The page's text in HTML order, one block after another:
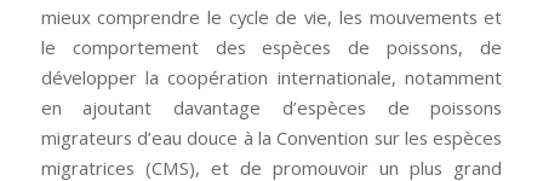
mieux comprendre le cycle de vie, les mouvements et
le comportement des espèces de poissons, de
développer la coopération internationale, notamment
en ajoutant davantage d’espèces de poissons
migrateurs d’eau douce à la Convention sur les espèces
migratrices (CMS), et de promouvoir un plus grand